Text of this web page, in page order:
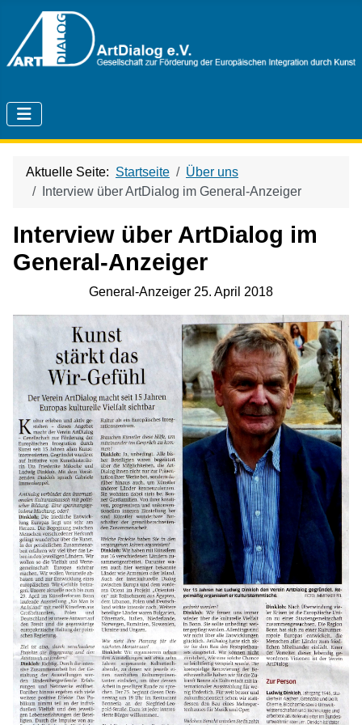
Aktuelle Seite: Startseite
Über uns
Interview über ArtDialog im General-Anzeiger
Interview über ArtDialog im
General-Anzeiger
General-Anzeiger 25. April 2018